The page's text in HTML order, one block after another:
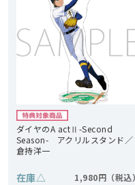
ダイヤのA actⅡ-Second
Season- アクリルスタンド／
倉持洋一
在庫△ 1,980円